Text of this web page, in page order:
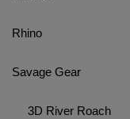
Rhino
Savage Gear
3D River Roach